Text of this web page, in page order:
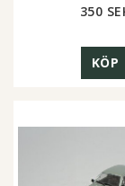
350
KÖP